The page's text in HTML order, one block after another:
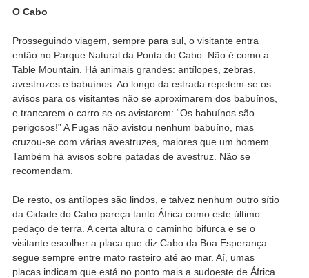
O Cabo
Prosseguindo viagem, sempre para sul, o visitante entra
então no Parque Natural da Ponta do Cabo. Não é como a
Table Mountain. Há animais grandes: antílopes, zebras,
avestruzes e babuínos. Ao longo da estrada repetem-se os
avisos para os visitantes não se aproximarem dos babuínos,
e trancarem o carro se os avistarem: “Os babuínos são
perigosos!” A Fugas não avistou nenhum babuíno, mas
cruzou-se com várias avestruzes, maiores que um homem.
Também há avisos sobre patadas de avestruz. Não se
recomendam.
De resto, os antílopes são lindos, e talvez nenhum outro sítio
da Cidade do Cabo pareça tanto África como este último
pedaço de terra. A certa altura o caminho bifurca e se o
visitante escolher a placa que diz Cabo da Boa Esperança
segue sempre entre mato rasteiro até ao mar. Aí, umas
placas indicam que está no ponto mais a sudoeste de África.